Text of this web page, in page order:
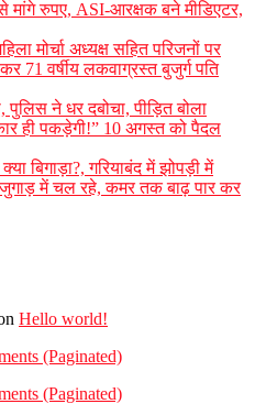
रुपए, ASI-आरक्षक बने मीडिएटर,
मोर्चा अध्यक्ष सहित परिजनों पर
71 वर्षीय लकवाग्रस्त बुजुर्ग पति
ने धर दबोचा, पीड़ित बोला
ही पकड़ेगी!” 10 अगस्त को पैदल
बिगाड़ा?, गरियाबंद में झोपड़ी में
में चल रहे, कमर तक बाढ़ पार कर
Hello world!
(Paginated)
(Paginated)